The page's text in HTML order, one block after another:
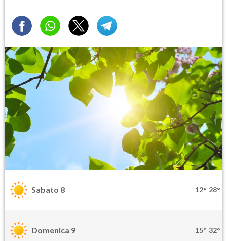
Sabato 8 12° 28°
Domenica 9 15° 32°